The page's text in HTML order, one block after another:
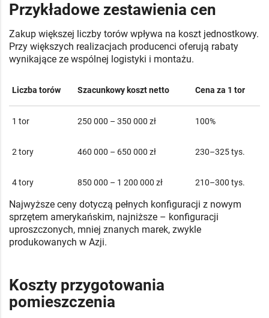
Przykładowe zestawienia cen
Zakup większej liczby torów wpływa na koszt jednostkowy.
Przy większych realizacjach producenci oferują rabaty
wynikające ze wspólnej logistyki i montażu.
Liczba torów Szacunkowy koszt netto Cena za 1 tor
1 tor 250 000 – 350 000 zł 100%
2 tory 460 000 – 650 000 zł 230–325 tys.
4 tory 850 000 – 1 200 000 zł 210–300 tys.
Najwyższe ceny dotyczą pełnych konfiguracji z nowym
sprzętem amerykańskim, najniższe – konfiguracji
uproszczonych, mniej znanych marek, zwykle
produkowanych w Azji.
Koszty przygotowania
pomieszczenia